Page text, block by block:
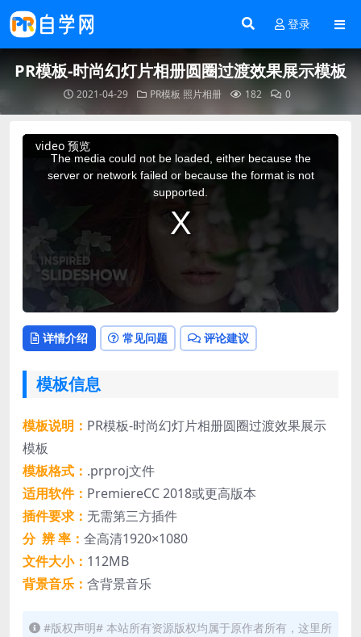
登录
PR模板-时尚幻灯片相册圆圈过渡效果展示模板
2021-04-29 PR模板 照片相册 182 0
video 预览
This
The media could not be loaded, either because the
server or network failed or because the format is not
supported.
详情介绍 常见问题 评论建议
模板信息
模板说明： PR模板-时尚幻灯片相册圆圈过渡效果展示
模板
模板格式： .prproj文件
适用软件： PremiereCC 2018或更高版本
插件要求： 无需第三方插件
分 辨 率： 全高清1920×1080
文件大小： 112MB
背景音乐： 含背景音乐
#版权声明# 本站所有资源版权均属于原作者所有，这里所